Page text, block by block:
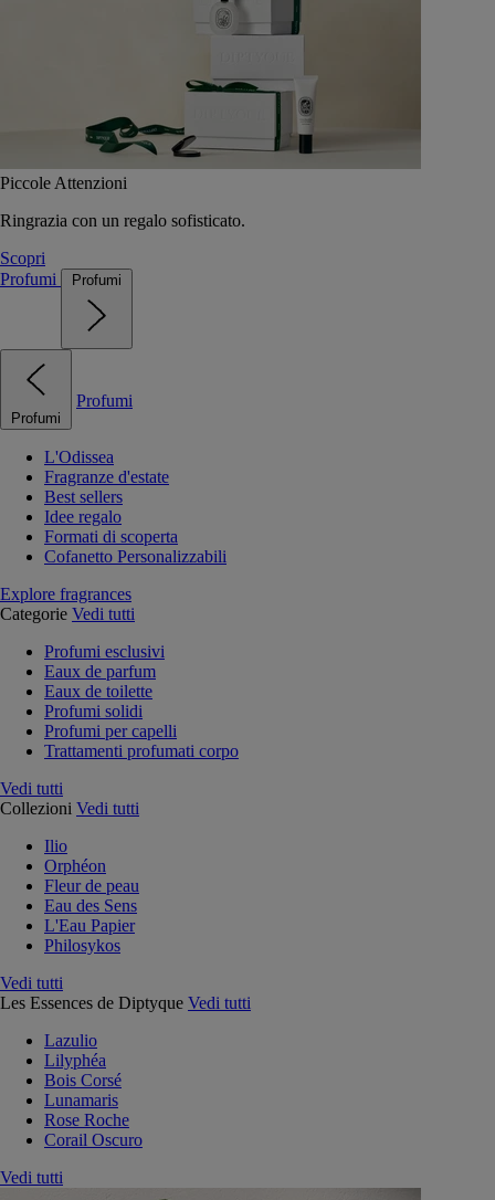
Piccole Attenzioni
Ringrazia con un regalo sofisticato.
Scopri
Profumi
Profumi
Profumi
Profumi
L'Odissea
Fragranze d'estate
Best sellers
Idee regalo
Formati di scoperta
Cofanetto Personalizzabili
Explore fragrances
Categorie Vedi tutti
Profumi esclusivi
Eaux de parfum
Eaux de toilette
Profumi solidi
Profumi per capelli
Trattamenti profumati corpo
Vedi tutti
Collezioni Vedi tutti
Ilio
Orphéon
Fleur de peau
Eau des Sens
L'Eau Papier
Philosykos
Vedi tutti
Les Essences de Diptyque Vedi tutti
Lazulio
Lilyphéa
Bois Corsé
Lunamaris
Rose Roche
Corail Oscuro
Vedi tutti